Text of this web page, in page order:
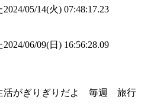
2024/05/14(火) 07:48:17.23
2024/06/09(日) 16:56:28.09
活がぎりぎりだよ 毎週 旅行